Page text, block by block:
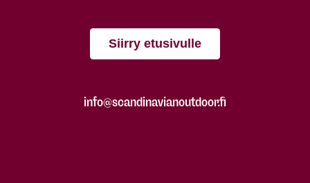
Siirry etusivulle
info@scandinavianoutdoor.fi